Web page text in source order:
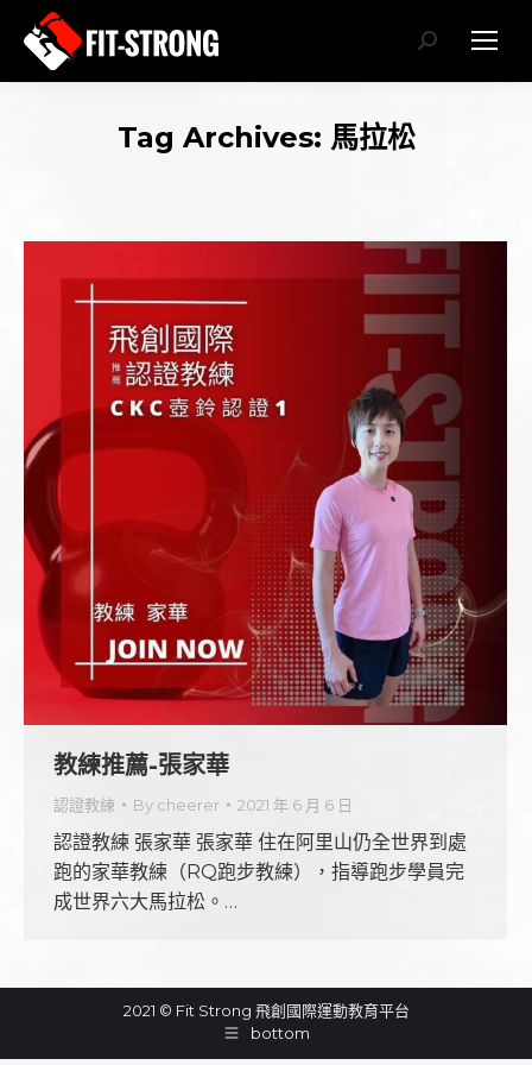
Search:
Tag Archives: 馬拉松
教練推薦-張家華
認證教練 By cheerer 2021 年 6 月 6 日
認證教練 張家華 張家華 住在阿里山仍全世界到處
跑的家華教練（RQ跑步教練），指導跑步學員完
成世界六大馬拉松。…
2021 © Fit Strong 飛創國際運動教育平台
bottom